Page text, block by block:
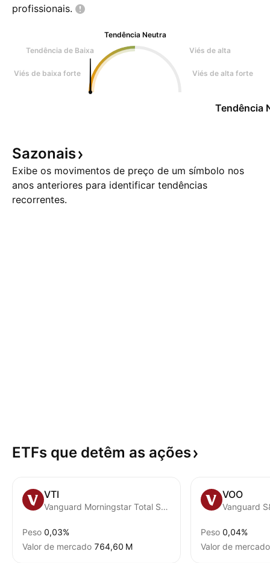
profissionais.
Tendência Neutra
Tendência de Baixa
Viés de alta
Viés de baixa forte Viés de alta forte
Tendência
Sazonais
Exibe os movimentos de preço de um símbolo nos
anos anteriores para identificar tendências
recorrentes.
ETFs que detêm as ações
VTI
Vanguard Morningstar Total Stock Market ETF
Peso 0,03%
Valor de mercado ‪764,60 M‬
VOO
Vanguard
Peso 0,04%
Valor de mercado